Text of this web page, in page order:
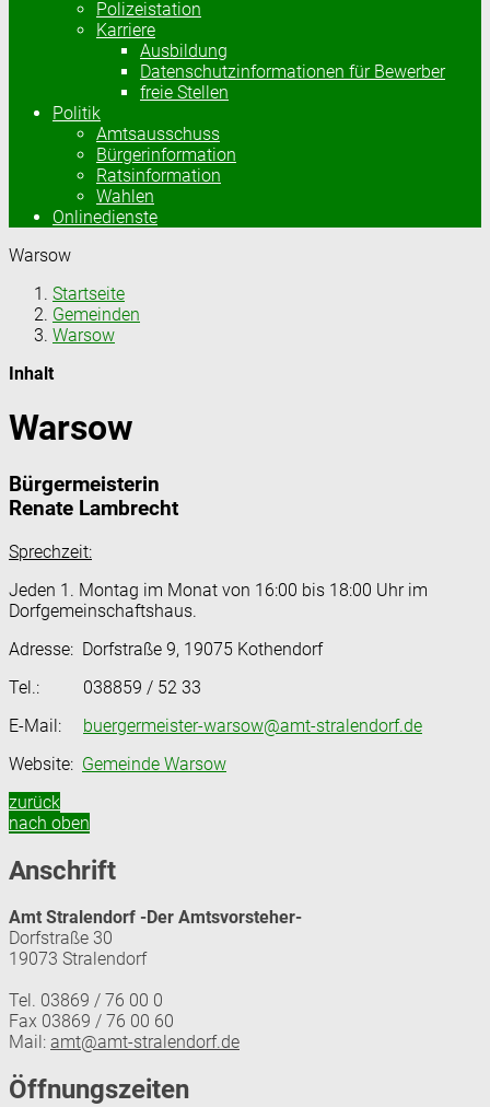
Polizeistation
Karriere
Ausbildung
Datenschutzinformationen für Bewerber
freie Stellen
Politik
Amtsausschuss
Bürgerinformation
Ratsinformation
Wahlen
Onlinedienste
Warsow
Startseite
Gemeinden
Warsow
Inhalt
Warsow
Bürgermeisterin
Renate Lambrecht
Sprechzeit:
Jeden 1. Montag im Monat von 16:00 bis 18:00 Uhr im
Dorfgemeinschaftshaus.
Adresse: Dorfstraße 9, 19075 Kothendorf
Tel.: 038859 / 52 33
E-Mail: buergermeister-warsow@amt-stralendorf.de
Website: Gemeinde Warsow
zurück
nach oben
Anschrift
Amt Stralendorf -Der Amtsvorsteher-
Dorfstraße 30
19073 Stralendorf
Tel. 03869 / 76 00 0
Fax 03869 / 76 00 60
Mail: amt@amt-stralendorf.de
Öffnungszeiten